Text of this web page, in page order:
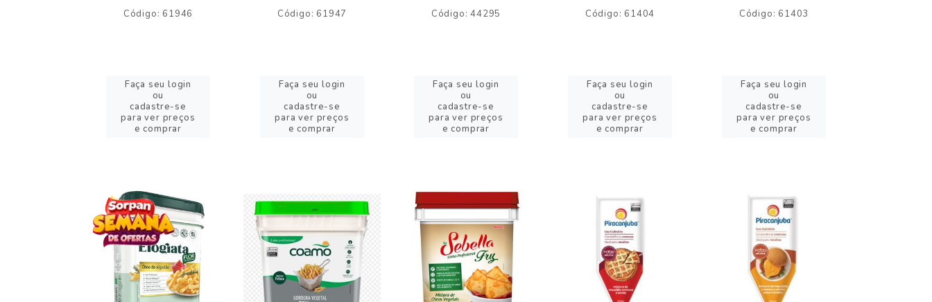
Código: 61946
Faça seu login
ou
cadastre-se
para ver preços
e comprar
Código: 61947
Faça seu login
ou
cadastre-se
para ver preços
e comprar
Código: 44295
Faça seu login
ou
cadastre-se
para ver preços
e comprar
Código: 61404
Faça seu login
ou
cadastre-se
para ver preços
e comprar
Código: 61403
Faça seu login
ou
cadastre-se
para ver preços
e comprar